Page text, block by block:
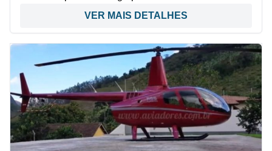
VER MAIS DETALHES